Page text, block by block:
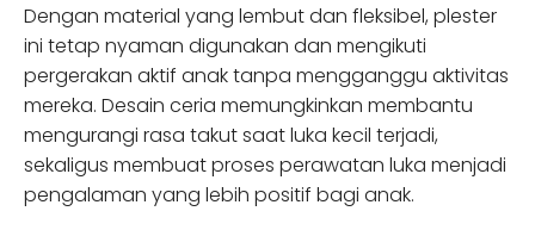
Dengan material yang lembut dan fleksibel, plester
ini tetap nyaman digunakan dan mengikuti
pergerakan aktif anak tanpa mengganggu aktivitas
mereka. Desain ceria memungkinkan membantu
mengurangi rasa takut saat luka kecil terjadi,
sekaligus membuat proses perawatan luka menjadi
pengalaman yang lebih positif bagi anak.